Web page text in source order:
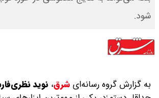
شود.
به گزارش گروه رسانه‌ایشرق، نوید